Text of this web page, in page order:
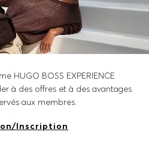
HUGO BOSS EXPERIENCE
à des offres et à des avantages
aux membres.
Inscription